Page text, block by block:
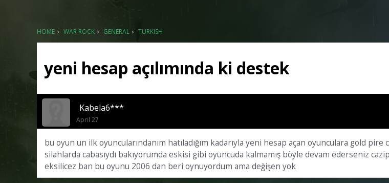
HOME › WAR ROCK › GENERAL › TURKISH
yeni hesap açılımında ki destek
Kabela6***
April 27
bu oyun un ilk oyuncularındanım hatıladığım kadarıyla yeni hesap açan oyunculara gold
silahlarda cabasıydı bakıyorumda eskisi gibi oyuncuda kalmamış böyle devam ederseniz
eksilicez ban bu oyunu 2006 dan beri oynuyordum ama değişen yok